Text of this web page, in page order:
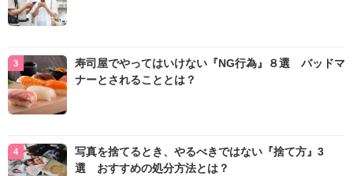
寿司屋でやってはいけない『NG行為』８選 バッドマ
ナーとされることとは？
写真を捨てるとき、やるべきではない『捨て方』3
選 おすすめの処分方法とは？